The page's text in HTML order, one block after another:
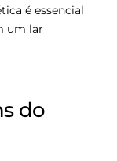
é essencial
um lar
do